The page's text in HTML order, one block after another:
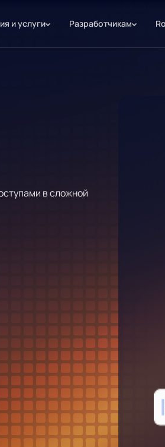
и услуги Разработчикам
в сложной